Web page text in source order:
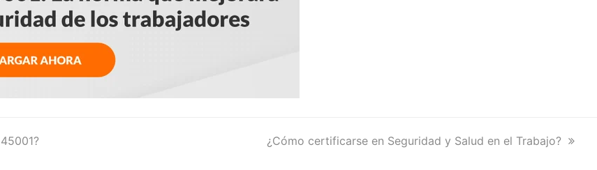
next
¿Cómo certificarse en Seguridad y Salud en el Trabajo?